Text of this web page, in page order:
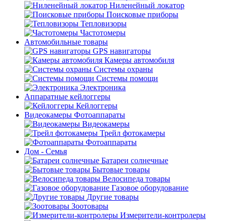
Ниленейный локатор
Поисковые приборы
Тепловизоры
Частотомеры
Автомобильные товары
GPS навигаторы
Камеры автомобиля
Системы охраны
Системы помощи
Электроника
Аппаратные кейлоггеры
Кейлоггеры
Видеокамеры Фотоаппараты
Видеокамеры
Трейл фотокамеры
Фотоаппараты
Дом - Семья
Батареи солнечные
Бытовые товары
Велосипеда товары
Газовое оборудование
Другие товары
Зоотовары
Измерители-контролеры